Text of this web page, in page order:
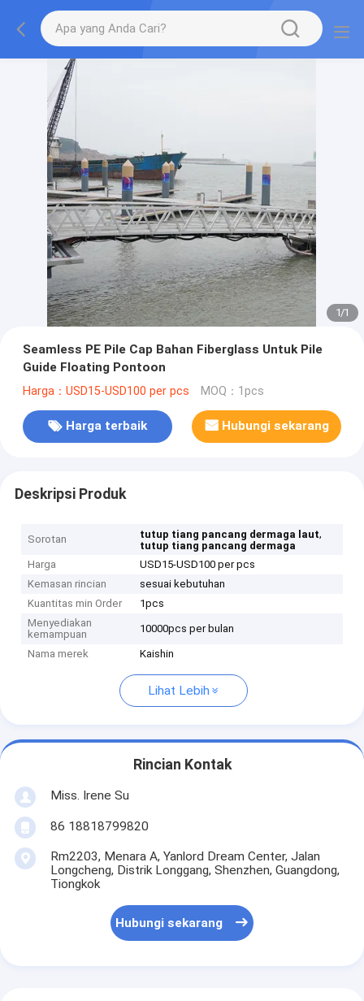
1/1
Seamless PE Pile Cap Bahan Fiberglass Untuk Pile
Guide Floating Pontoon
Harga：USD15-USD100 per pcs MOQ：1pcs
Harga terbaik Hubungi sekarang
Deskripsi Produk
Sorotan tutup tiang pancang dermaga laut,
tutup tiang pancang dermaga
Harga
USD15-USD100 per pcs
Kemasan rincian
sesuai kebutuhan
Kuantitas min Order
1pcs
Menyediakan
kemampuan
10000pcs per bulan
Nama merek Kaishin
Lihat Lebih
Rincian Kontak
Miss. Irene Su
86 18818799820
Rm2203, Menara A, Yanlord Dream Center, Jalan
Longcheng, Distrik Longgang, Shenzhen, Guangdong,
Tiongkok
Hubungi sekarang